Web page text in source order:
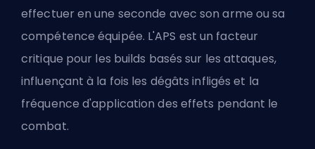
effectuer en une seconde avec son arme ou sa
compétence équipée. L'APS est un facteur
critique pour les builds basés sur les attaques,
influençant à la fois les dégâts infligés et la
fréquence d'application des effets pendant le
combat.